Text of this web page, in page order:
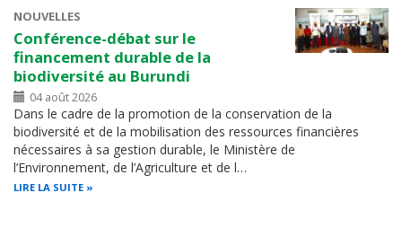
NOUVELLES
Conférence-débat sur le
financement durable de la
biodiversité au Burundi
04 août 2026
Dans le cadre de la promotion de la conservation de la
biodiversité et de la mobilisation des ressources financières
nécessaires à sa gestion durable, le Ministère de
l’Environnement, de l’Agriculture et de l…
LIRE LA SUITE